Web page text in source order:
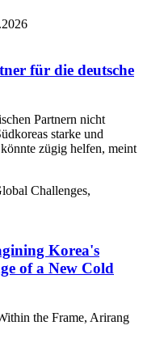
für die deutsche
Partnern nicht
starke und
zügig helfen, meint
Challenges,
Korea's
of a New Cold
the Frame, Arirang